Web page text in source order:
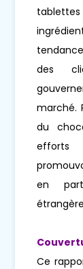
des
marché.
du
efforts
en
Ce